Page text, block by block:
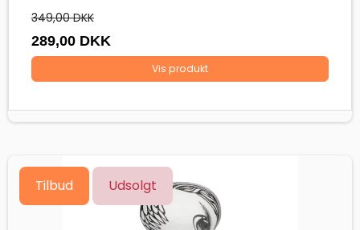
349,00 DKK
289,00 DKK
Vis produkt
Tilbud Udsolgt